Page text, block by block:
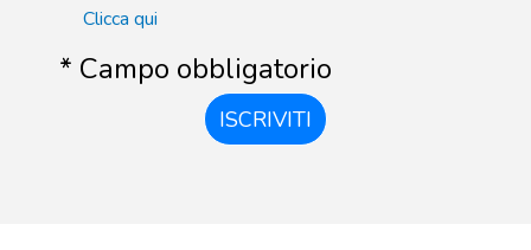
Clicca qui
* Campo obbligatorio
ISCRIVITI